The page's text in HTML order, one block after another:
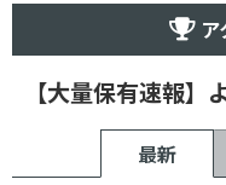
ア
【大量保有速報
最新